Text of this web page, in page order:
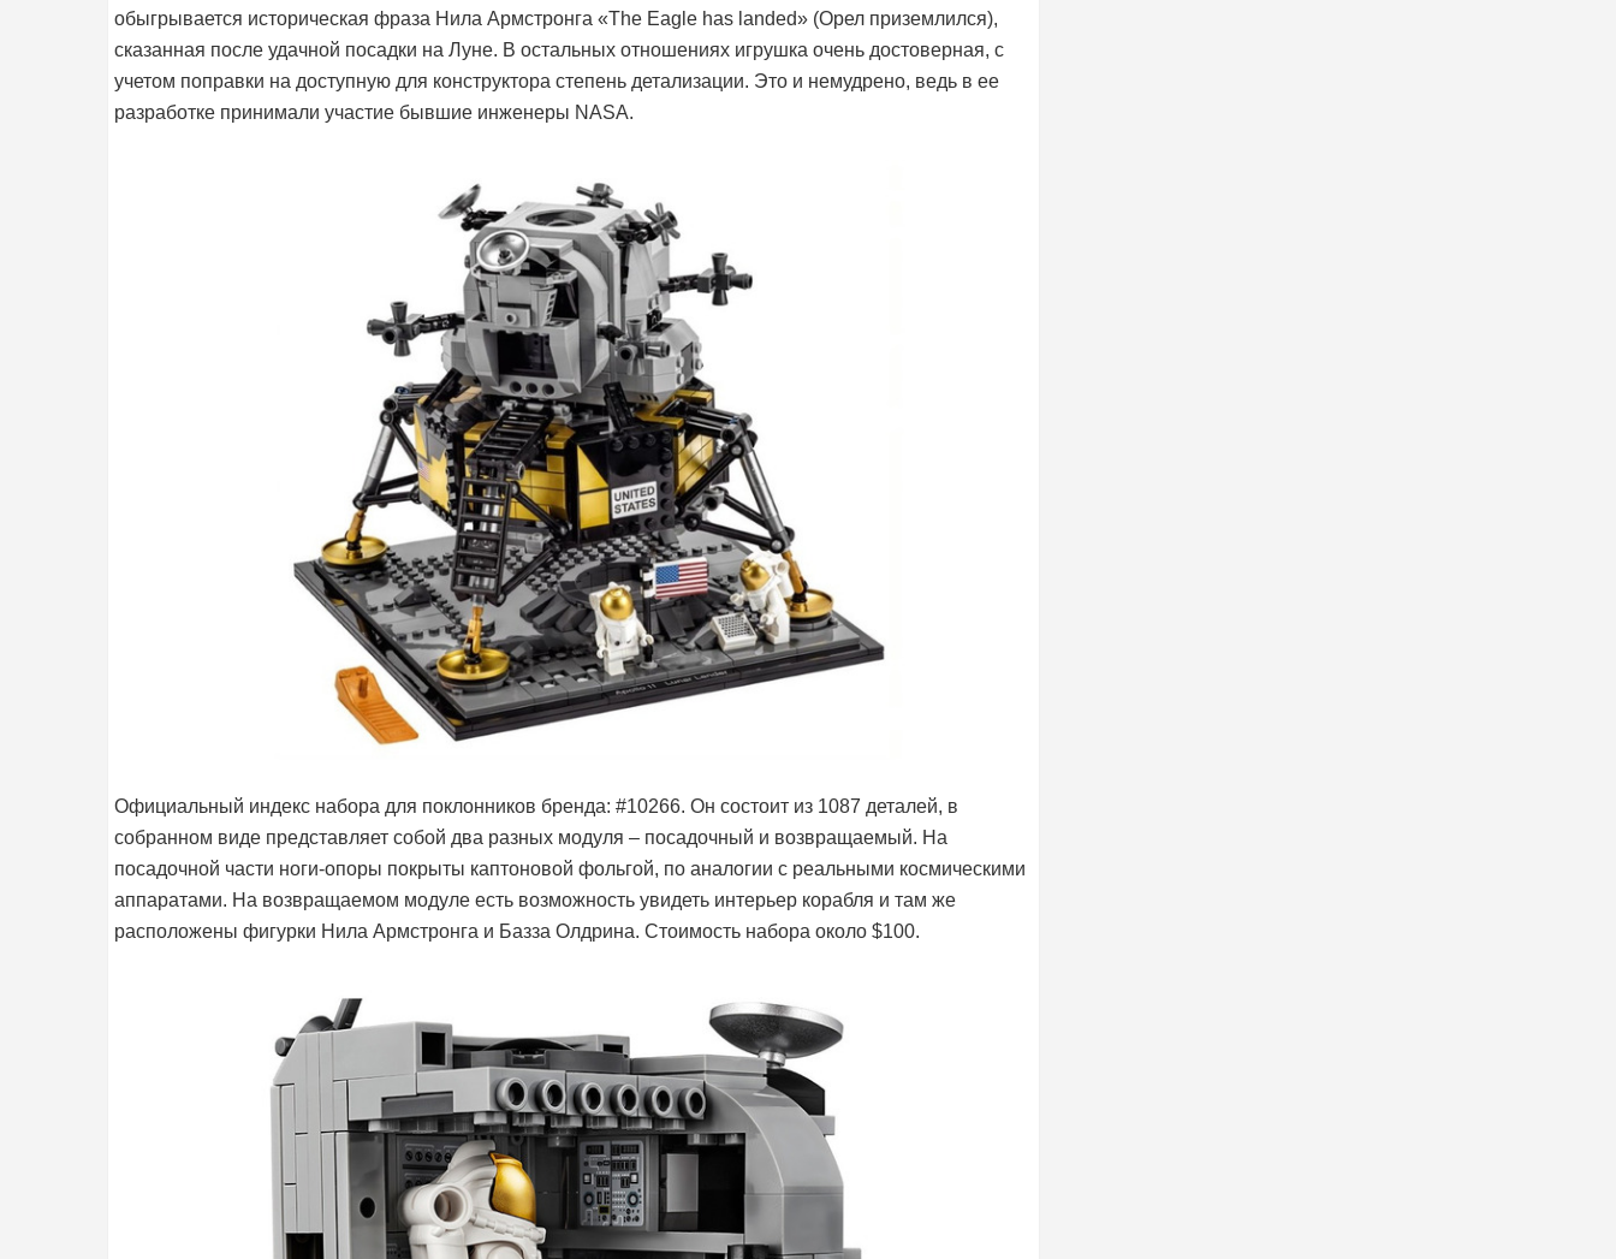
обыгрывается историческая фраза Нила Армстронга «The Eagle has landed» (Орел приземлился),
сказанная после удачной посадки на Луне. В остальных отношениях игрушка очень достоверная, с
учетом поправки на доступную для конструктора степень детализации. Это и немудрено, ведь в ее
разработке принимали участие бывшие инженеры NASA.
Официальный индекс набора для поклонников бренда: #10266. Он состоит из 1087 деталей, в
собранном виде представляет собой два разных модуля – посадочный и возвращаемый. На
посадочной части ноги-опоры покрыты каптоновой фольгой, по аналогии с реальными космическими
аппаратами. На возвращаемом модуле есть возможность увидеть интерьер корабля и там же
расположены фигурки Нила Армстронга и Базза Олдрина. Стоимость набора около $100.